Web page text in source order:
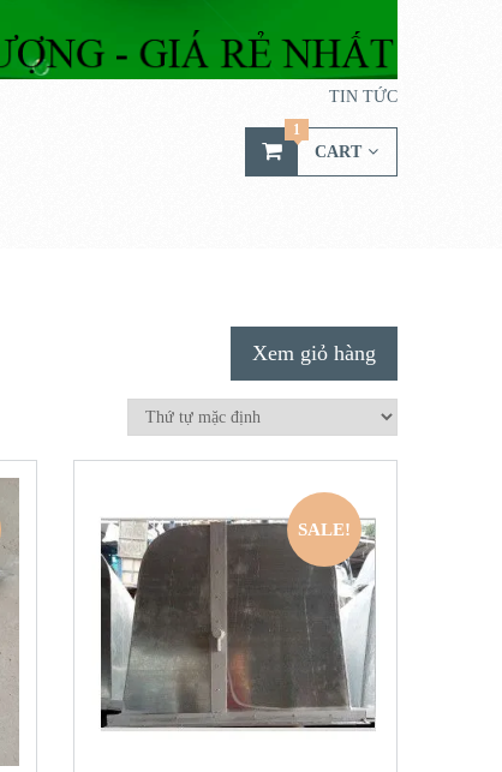
TIN TỨC
CART
1
Xem giỏ hàng
SALE!
QUICK LOOK
VIEW DETAILS